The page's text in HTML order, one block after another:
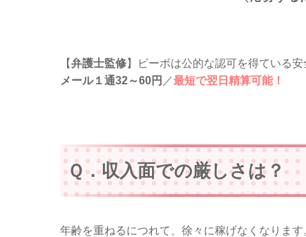
【弁護士監修】ビーボは公的な認可を得ている安
メール１通32～60円 ／最短で翌日精算可能！
Ｑ．収入面での厳しさは？
年齢を重ねるにつれて、徐々に稼げなくなります